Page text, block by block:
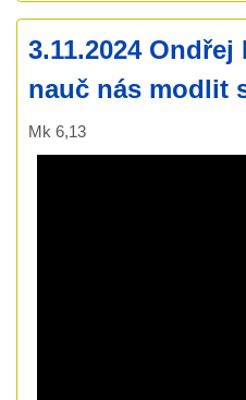
3.11.2024 Ondřej
nauč nás modlit
Mk 6,13